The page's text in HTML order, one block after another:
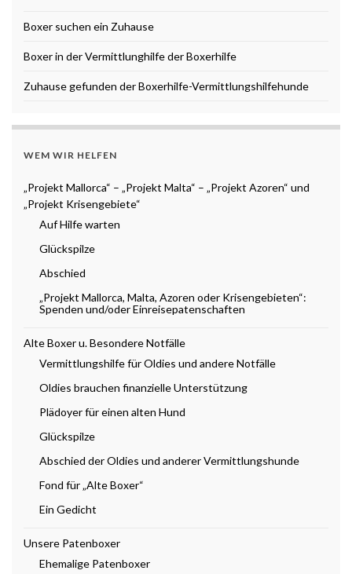
Boxer suchen ein Zuhause
Boxer in der Vermittlunghilfe der Boxerhilfe
Zuhause gefunden der Boxerhilfe-Vermittlungshilfehunde
WEM WIR HELFEN
„Projekt Mallorca“ – „Projekt Malta“ – „Projekt Azoren“ und
„Projekt Krisengebiete“
Auf Hilfe warten
Glückspilze
Abschied
„Projekt Mallorca, Malta, Azoren oder Krisengebieten“:
Spenden und/oder Einreisepatenschaften
Alte Boxer u. Besondere Notfälle
Vermittlungshilfe für Oldies und andere Notfälle
Oldies brauchen finanzielle Unterstützung
Plädoyer für einen alten Hund
Glückspilze
Abschied der Oldies und anderer Vermittlungshunde
Fond für „Alte Boxer“
Ein Gedicht
Unsere Patenboxer
Ehemalige Patenboxer